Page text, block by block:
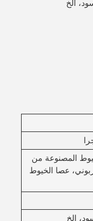
الخ
المصنوعة من
عصا الخيوط
الخ